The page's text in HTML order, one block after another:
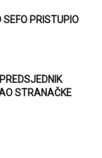
SEFO PRISTUPIO
STRANAČKE